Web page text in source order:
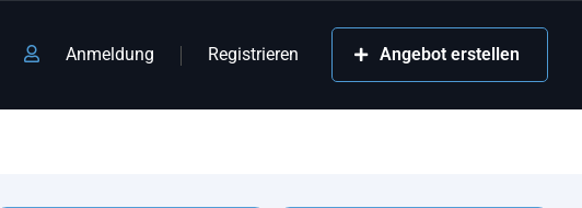
Anmeldung Registrieren Angebot erstellen